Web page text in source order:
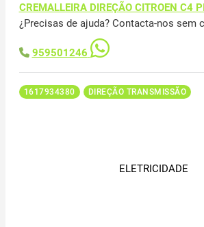
CREMALLEIRA DIREÇÃO CITROEN C4
¿Precisas de ajuda? Contacta-nos sem
959501246
1617934380 DIREÇÃO TRANSMISSÃO
ELETRICIDADE